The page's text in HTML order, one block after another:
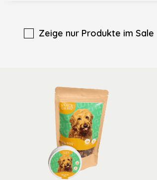
Zeige nur Produkte im Sale